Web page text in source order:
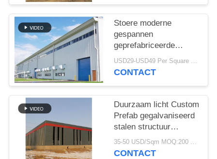
Stoere moderne
gespannen
geprefabriceerde
industriële
staalstructuur
USD29-USD49 Per Square Meter MOQ:200 vierkante meter
CONTACT
Duurzaam licht Custom
Prefab gegalvaniseerd
stalen structuur
magazijn voor opslag 35-50 USD/Sqm MOQ:200 vierkante meter
CONTACT